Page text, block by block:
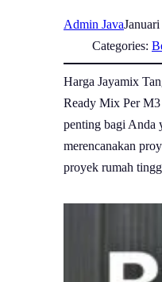
Admin Java
Categories:
Harga Jayamix
Ready Mix Per
penting bagi Anda
merencanakan
proyek rumah